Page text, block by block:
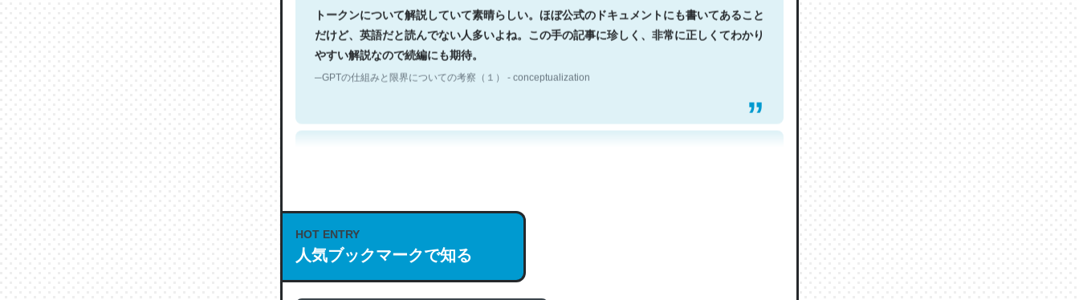
だけど、英語だと読んでない人多いよね。この手の記事に珍しく、非常に正しくてわかり
やすい解説なので続編にも期待。
─GPTの仕組みと限界についての考察（１） - conceptualization
HOT ENTRY
人気ブックマークで知る